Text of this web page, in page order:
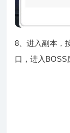
8、进入副本，
口，进入BOSS